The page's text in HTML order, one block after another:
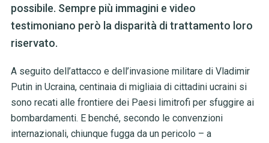
possibile. Sempre più immagini e video
testimoniano però la disparità di trattamento loro
riservato.
A seguito dell’attacco e dell’invasione militare di Vladimir
Putin in Ucraina, centinaia di migliaia di cittadini ucraini si
sono recati alle frontiere dei Paesi limitrofi per sfuggire ai
bombardamenti. E benché, secondo le convenzioni
internazionali, chiunque fugga da un pericolo – a